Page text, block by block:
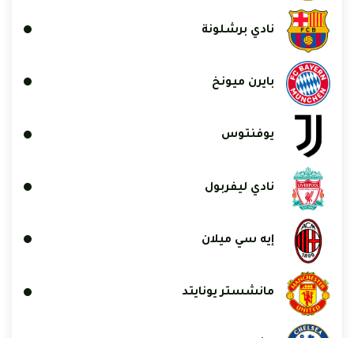
نادي برشلونة
بايرن ميونخ
يوفنتوس
نادي ليفربول
إيه سي ميلان
مانشستر يونايتد